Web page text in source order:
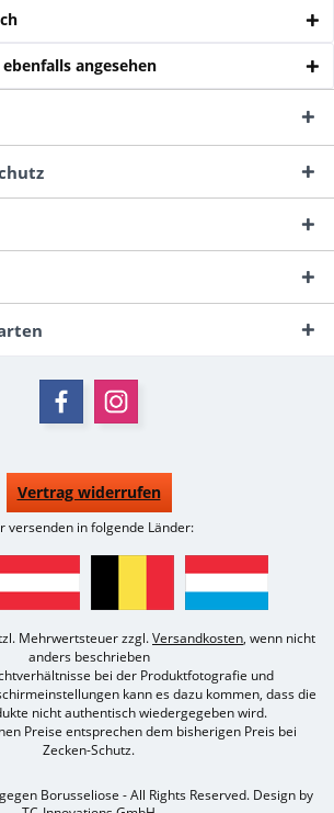
angesehen
Vertrag widerrufen
versenden in folgende Länder:
Mehrwertsteuer zzgl.Versandkosten, wenn nicht
anders beschrieben
bei der Produktfotografie und
kann es dazu kommen, dass die
nicht authentisch wiedergegeben wird.
Preise entsprechen dem bisherigen Preis bei
Zecken-Schutz.
Borusseliose - All Rights Reserved. Design by